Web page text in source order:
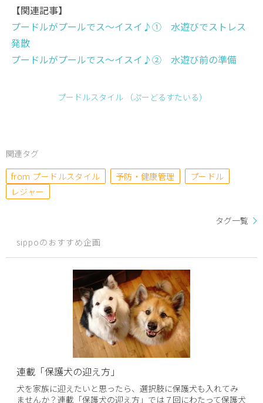
【関連記事】
プードルがプールでス～イスイ♪① 水遊びでストレス
発散
プードルがプールでス～イスイ♪② 水遊び前の準備
プードルスタイル （ぷーどるすたいる）
関連タグ
from プードルスタイル
予防・健康管理
プードル
レジャー
タグ一覧
sippoのおすすめ企画
連載「保護犬の迎え方」
犬を家族に迎えたいと思ったら、選択肢に保護犬も入れてみ
ませんか？連載「保護犬の迎え方」では７回にわたって保護犬